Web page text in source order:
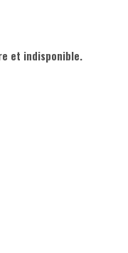
et indisponible.